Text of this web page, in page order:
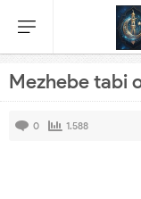
Mezhebe tabi
0 1.588